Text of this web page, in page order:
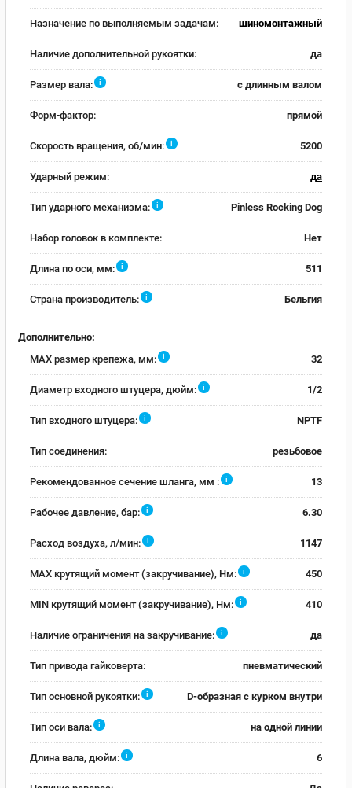
Назначение по выполняемым задачам: шиномонтажный
Наличие дополнительной рукоятки: да
Размер вала: i с длинным валом
Форм-фактор: прямой
Скорость вращения, об/мин: i 5200
Ударный режим: да
Тип ударного механизма: i Pinless Rocking Dog
Набор головок в комплекте: Нет
Длина по оси, мм: i 511
Страна производитель: i Бельгия
Дополнительно:
MAX размер крепежа, мм:
i 32
Диаметр входного штуцера, дюйм: i 1/2
Тип входного штуцера: i NPTF
Тип соединения: резьбовое
Рекомендованное сечение шланга, мм : i 13
Рабочее давление, бар: i 6.30
Расход воздуха, л/мин: i 1147
MAX крутящий момент (закручивание), Нм: i 450
MIN крутящий момент (закручивание), Нм: i 410
Наличие ограничения на закручивание: i да
Тип привода гайковерта: пневматический
Тип основной рукоятки: i D-образная с курком внутри
Тип оси вала: i на одной линии
Длина вала, дюйм: i 6